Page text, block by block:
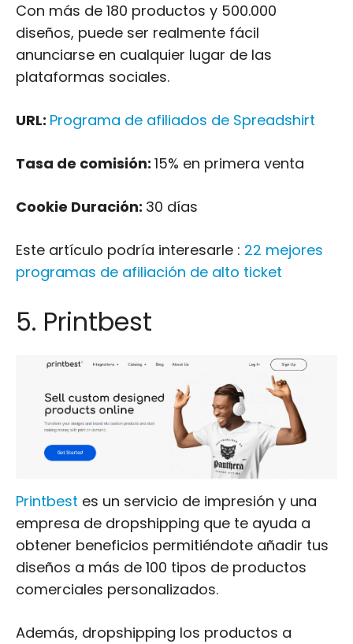
Con más de 180 productos y 500.000
diseños, puede ser realmente fácil
anunciarse en cualquier lugar de las
plataformas sociales.
URL: Programa de afiliados de Spreadshirt
Tasa de comisión: 15% en primera venta
Cookie Duración: 30 días
Este artículo podría interesarle : 22 mejores
programas de afiliación de alto ticket
5. Printbest
Printbest es un servicio de impresión y una
empresa de dropshipping que te ayuda a
obtener beneficios permitiéndote añadir tus
diseños a más de 100 tipos de productos
comerciales personalizados.
Además, dropshipping los productos a